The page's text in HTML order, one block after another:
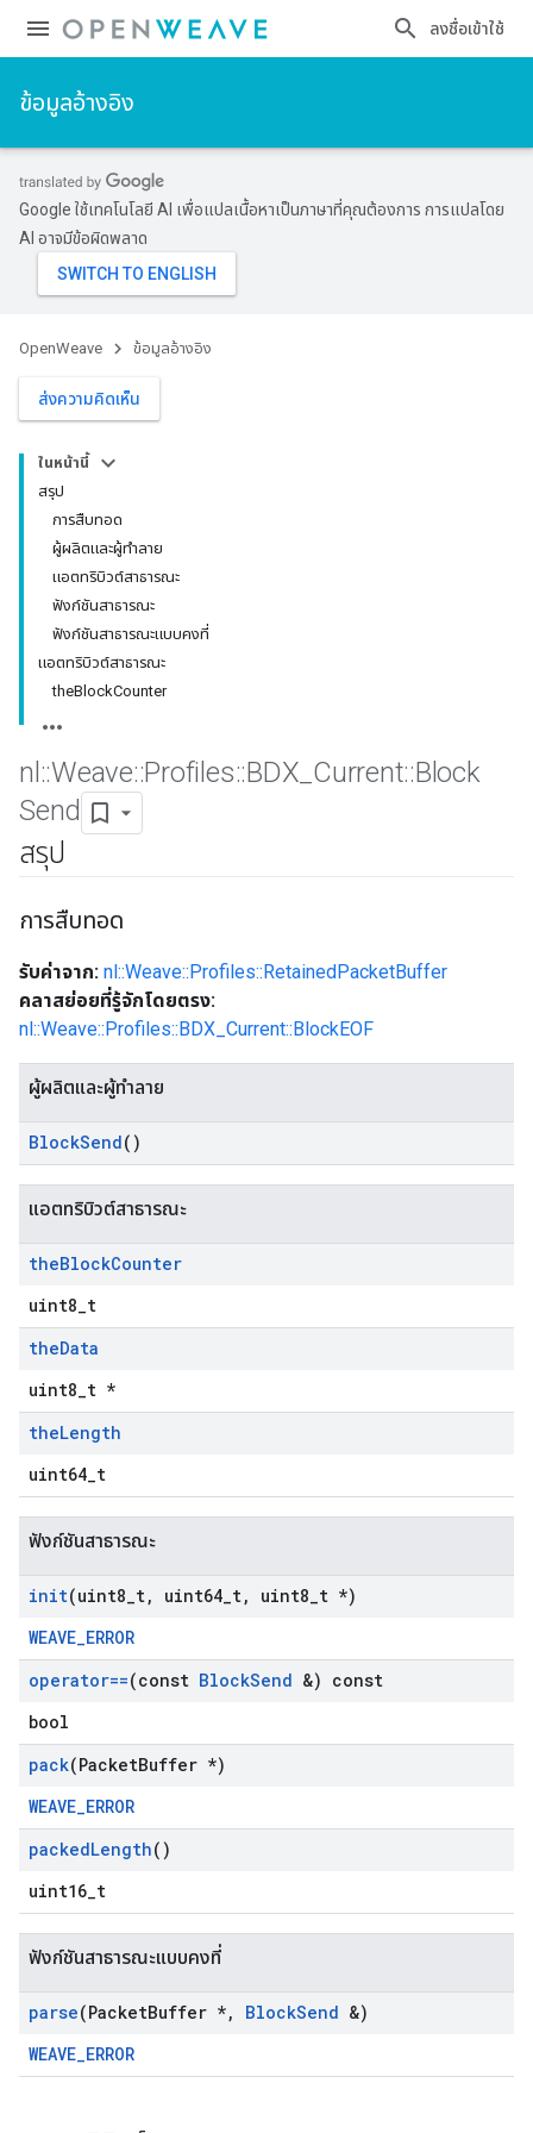
ลงชื่อเข้าใช้
ข้อมูลอ้างอิง
Google ใช้เทคโนโลยี AI เพื่อแปลเนื้อหาเป็นภาษาที่คุณต้องการ การแปลโดย
AI อาจมีข้อผิดพลาด
OpenWeave ข้อมูลอ้างอิง
ส่งความคิดเห็น
ในหน้านี้
สรุป
การสืบทอด
ผู้ผลิตและผู้ทำลาย
แอตทริบิวต์สาธารณะ
ฟังก์ชันสาธารณะ
ฟังก์ชันสาธารณะแบบคงที่
แอตทริบิวต์สาธารณะ
theBlockCounter
nl ::Weave::Profiles::BDX Current::Block
Send
สรุป
การสืบทอด
รับค่าจาก: nl::Weave::Profiles::RetainedPacketBuffer
คลาสย่อยที่รู้จักโดยตรง:
nl::Weave::Profiles::BDX_Current::BlockEOF
ผู้ผลิตและผู้ทำลาย
BlockSend()
แอตทริบิวต์สาธารณะ
theBlockCounter
uint8_t
theData
uint8_t *
theLength
uint64_t
ฟังก์ชันสาธารณะ
init(uint8 t, uint64 t, uint8 t *)
WEAVE_ERROR
operator==(const BlockSend &) const
bool
pack(PacketBuffer *)
WEAVE_ERROR
packedLength()
uint16_t
ฟังก์ชันสาธารณะแบบคงที่
parse(PacketBuffer *, BlockSend &)
WEAVE_ERROR